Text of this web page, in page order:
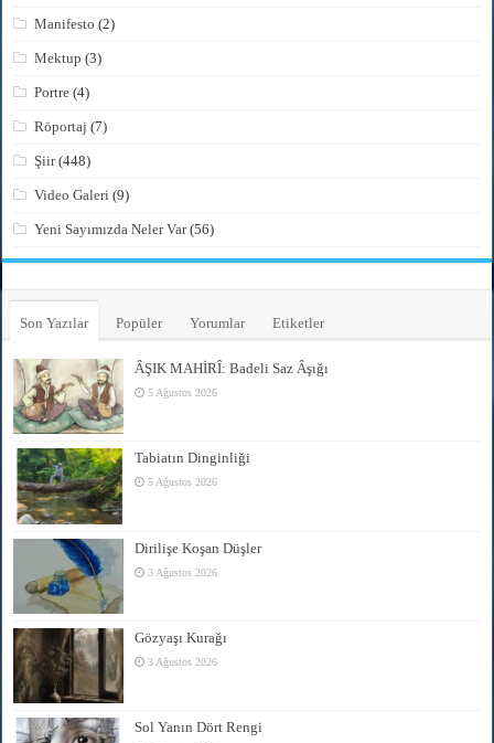
Manifesto (2)
Mektup (3)
Portre (4)
Röportaj (7)
Şiir(448)
Video Galeri (9)
Yeni Sayımızda Neler Var(56)
Son Yazılar Popüler Yorumlar Etiketler
ÂŞIK MAHİRÎ: Badeli Saz Âşığı
5 Ağustos 2026
Tabiatın Dinginliği
5 Ağustos 2026
Dirilişe Koşan Düşler
3 Ağustos 2026
Gözyaşı Kurağı
3 Ağustos 2026
Sol Yanın Dört Rengi